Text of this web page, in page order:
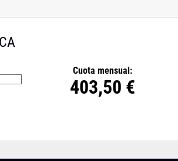
Cuota mensual:
403,50 €